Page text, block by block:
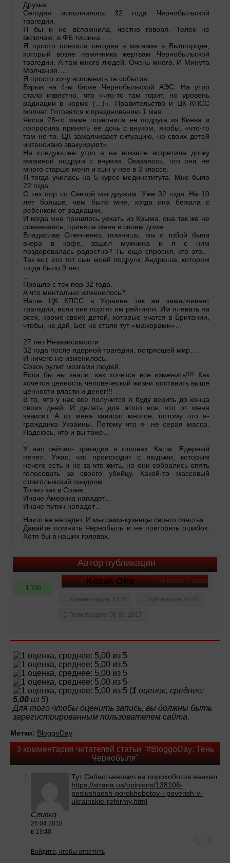
Друзья.
Сегодня исполнилось 32 года Чернобыльской
трагедии.
Я бы и не вспомнила, честно говоря. Телек не
включаю, в ФБ тишина…..
Я просто поехала сегодня в магазин в Вышгороде,
который возле памятника жертвам Чернобыльской
трагедии. А там много людей. Очень много. И Минута
Молчания….
Я просто хочу вспомнить те события.
Взрыв на 4-м блоке Чернобыльской АЭС. На утро
стало известно, что «что-то там горит, но уровень
радиации в норме (…)». Правительство и ЦК КПСС
молчат. Готовятся к празднованию 1 мая.
Числа 28-го маме позвонила ее подруга из Киева и
попросила принять ее дочь с внуком, якобы, «что-то
там не то. ЦК замалчивает ситуацию, но своих детей
интенсивно эвакуируют».
На следуюшее утро я на вокзале встретила дочку
маминой подруги с внуком. Оказалось, что она не
много старше меня и сын у нее в 3 классе.
Я тогда училась на 5 курсе мединститута. Мне было
22 года.
С тех пор со Светой мы дружим. Уже 32 года. На 10
лет больше, чем было мне, когда она бежала с
ребенком от радиации.
И когда мне пришлось уехать из Крыма, она так же не
сомневаясь, приняла меня в своем доме.
Владислав Оленченко, помнишь, мы с тобой были
вчера в кафе, зашел мужчина и я с ним
поздоровалась радостно? Ты еще спросил, кто это…
Так вот, это тот сын моей подруги, Андрюша, котором
тогда было 9 лет.
…
Прошло с тех пор 32 года.
А что ментально изменилось?
Наше ЦК КПСС в Украине так же замалчивает
трагедии, если они портят им рейтинги. Им плевать на
всех, кроме своих детей, которые учатся в Британии,
чтобы, не дай, Бог, не стали тут «мажорами»…
…
27 лет Независимости.
32 года после ядерной трагедии, потрясшей мир….
И ничего не изменилось.
Совок рулит мозгами людей.
Если бы вы знали, как хочется все изменить!!!! Как
хочется ценность человеческой жизни поставить выше
ценности власти и денег!!!
В то, что у нас все получится я буду верить до конца
своих дней. И делать для этого все, что от меня
зависит. А от меня зависит многое, потому что я-
гражданка Украины. Потому что я- не серая масса.
Надеюсь, что и вы тоже…
…
У нас сейчас- трагедия в головах. Каша. Ядерный
пепел. Ужас, что происходит с людьми, которым
нечего есть и не за что жить, но они собрались опять
голосовать за своего убийцу. Какой-то массовый
стокгольмский синдром.
Точно как в Совке…
Иначе Америка нападет…
Иначе путин нападет…
Никто не нападет. И мы сами-кузнецы своего счастья.
Давайте помнить Чернобыль и не повторять ошибок.
Хотя бы в наших головах.
Автор публикации
не в сети 7 часов
Kozak Oko
1 790
Комментарии: 1376
Публикации: 9770
Регистрация: 08-06-2017
(1 оценок, среднее:
5,00 из 5)
Для того чтобы оценить запись, вы должны быть
зарегистрированным пользователем сайта.
Метки: BloggoDay
3 комментария читателей статьи "#BloggoDay: Тень
Чернобыля"
Сливка
26.04.2018
в 13:48
Тут Себастьянович на порохоботов наехал
https://strana.ua/opinions/138106-
poslushaesh-porokhobotov-i-poverish-v-
ukrainskie-reformy.html
Войдите, чтобы ответить